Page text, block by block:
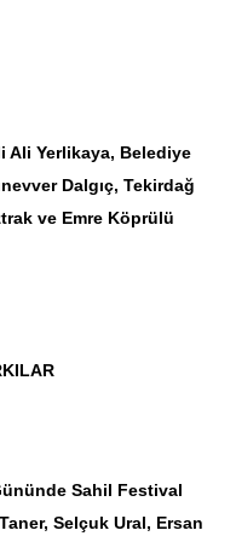
Ali Yerlikaya, Belediye
Dalgıç, Tekirdağ
ve Emre Köprülü
Sahil Festival
Selçuk Ural, Ersan